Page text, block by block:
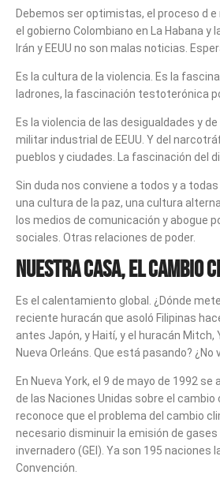
Debemos ser optimistas, el proceso d e
el gobierno Colombiano en La Habana y
Irán y EEUU no son malas noticias.
Es la cultura de la violencia. Es la
ladrones, la fascinación testoterónica
Es la violencia de las desigualdades y
militar industrial de EEUU. Y del
pueblos y ciudades. La fascinación del
Sin duda nos conviene a todos y a
una cultura de la paz, una cultura
los medios de comunicación y abogue
sociales. Otras relaciones de poder.
Nuestra casa, el cambio
Es el calentamiento global. ¿Dónde
reciente huracán que asoló Filipinas
antes Japón, y Haití, y el huracán Mitch,
Nueva Orleáns. Que está pasando?
En Nueva York, el 9 de mayo de 1992
de las Naciones Unidas sobre el
reconoce que el problema del cambio
necesario disminuir la emisión de
invernadero (GEI). Ya son 195 naciones
Convención.